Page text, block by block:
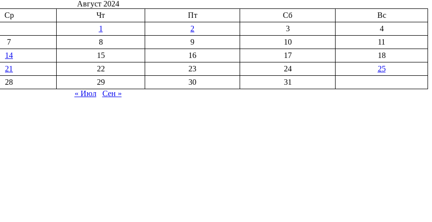
Август 2024
Ср Чт Пт Сб
Вс
1
2 3
4
7 8 9 10
11
14 15 16 17
18
21 22 23 24
25
28 29 30
31
« Июл
Сен »